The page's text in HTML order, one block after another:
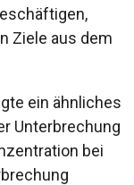
Ziele aus dem
ein ähnliches
Unterbrechung
bei